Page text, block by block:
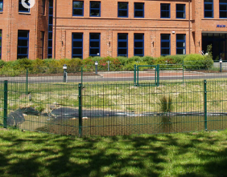
r
i
n
g
e
n
e
n